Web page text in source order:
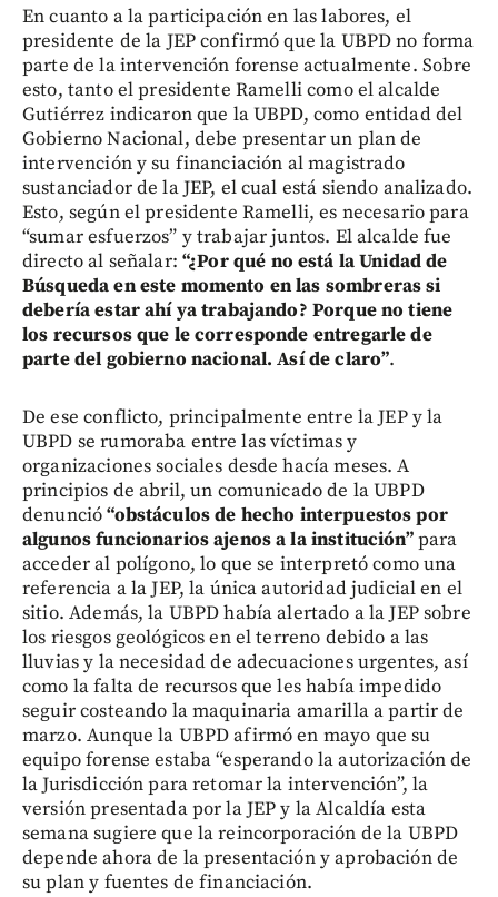
En cuanto a la participación en las labores, el
presidente de la JEP confirmó que la UBPD no forma
parte de la intervención forense actualmente. Sobre
esto, tanto el presidente Ramelli como el alcalde
Gutiérrez indicaron que la UBPD, como entidad del
Gobierno Nacional, debe presentar un plan de
intervención y su financiación al magistrado
sustanciador de la JEP, el cual está siendo analizado.
Esto, según el presidente Ramelli, es necesario para
“sumar esfuerzos” y trabajar juntos. El alcalde fue
directo al señalar: “¿Por qué no está la Unidad de
Búsqueda en este momento en las sombreras si
debería estar ahí ya trabajando? Porque no tiene
los recursos que le corresponde entregarle de
parte del gobierno nacional. Así de claro”.
De ese conflicto, principalmente entre la JEP y la
UBPD se rumoraba entre las víctimas y
organizaciones sociales desde hacía meses. A
principios de abril, un comunicado de la UBPD
denunció“obstáculos de hecho interpuestos por
algunos funcionarios ajenos a la institución”para
acceder al polígono, lo que se interpretó como una
referencia a la JEP, la única autoridad judicial en el
sitio. Además, la UBPD había alertado a la JEP sobre
los riesgos geológicos en el terreno debido a las
lluvias y la necesidad de adecuaciones urgentes, así
como la falta de recursos que les había impedido
seguir costeando la maquinaria amarilla a partir de
marzo. Aunque la UBPD afirmó en mayo que su
equipo forense estaba “esperando la autorización de
la Jurisdicción para retomar la intervención”, la
versión presentada por la JEP y la Alcaldía esta
semana sugiere que la reincorporación de la UBPD
depende ahora de la presentación y aprobación de
su plan y fuentes de financiación.